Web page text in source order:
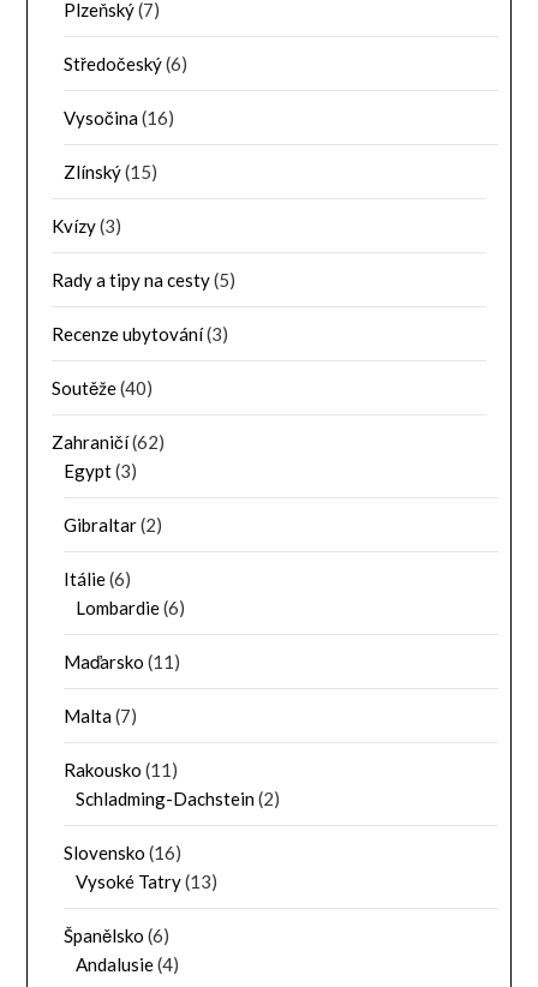
Plzeňský(7)
Středočeský(6)
Vysočina(16)
Zlínský(15)
Kvízy(3)
Rady a tipy na cesty(5)
Recenze ubytování(3)
Soutěže(40)
Zahraničí(62)
Egypt(3)
Gibraltar(2)
Itálie(6)
Lombardie(6)
Maďarsko (11)
Malta(7)
Rakousko (11)
Schladming-Dachstein(2)
Slovensko (16)
Vysoké Tatry(13)
Španělsko (6)
Andalusie(4)